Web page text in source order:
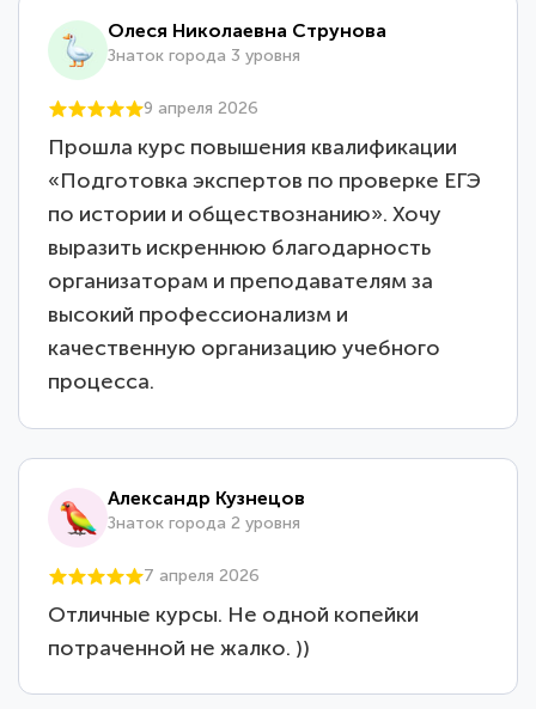
Олеся Николаевна Струнова
Знаток города 3 уровня
9 апреля 2026
Прошла курс повышения квалификации
«Подготовка экспертов по проверке ЕГЭ
по истории и обществознанию». Хочу
выразить искреннюю благодарность
организаторам и преподавателям за
высокий профессионализм и
качественную организацию учебного
процесса.
Александр Кузнецов
Знаток города 2 уровня
7 апреля 2026
Отличные курсы. Не одной копейки
потраченной не жалко. ))